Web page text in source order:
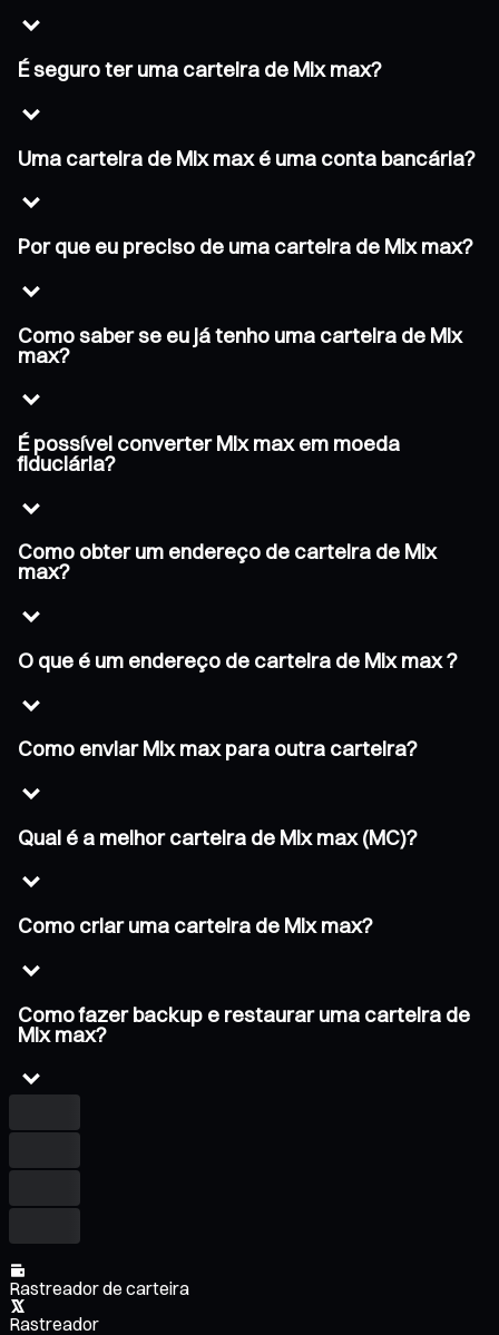
É seguro ter uma carteira de Mix max?
Uma carteira de Mix max é uma conta bancária?
Por que eu preciso de uma carteira de Mix max?
Como saber se eu já tenho uma carteira de Mix
max?
É possível converter Mix max em moeda
fiduciária?
Como obter um endereço de carteira de Mix
max?
O que é um endereço de carteira de Mix max ?
Como enviar Mix max para outra carteira?
Qual é a melhor carteira de Mix max (MC)?
Como criar uma carteira de Mix max?
Como fazer backup e restaurar uma carteira de
Mix max?
Rastreador de carteira
Rastreador